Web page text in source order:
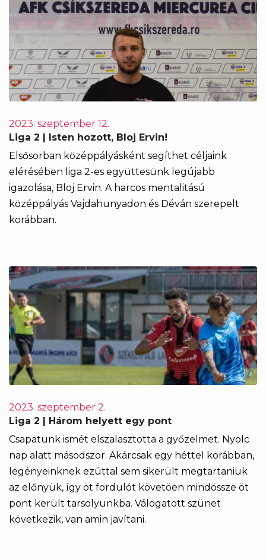
2023. szeptember 12.
Liga 2 | Isten hozott, Bloj Ervin!
Elsősorban középpályásként segíthet céljaink
elérésében liga 2-es együttesünk legújabb
igazolása, Bloj Ervin. A harcos mentalitású
középpályás Vajdahunyadon és Déván szerepelt
korábban.
2023. szeptember 2.
Liga 2 | Három helyett egy pont
Csapatunk ismét elszalasztotta a győzelmet. Nyolc
nap alatt másodszor. Akárcsak egy héttel korábban,
legényeinknek ezúttal sem sikerült megtartaniuk
az előnyük, így öt fordulót követöen mindössze öt
pont került tarsolyunkba. Válogatott szünet
következik, van amin javítani.